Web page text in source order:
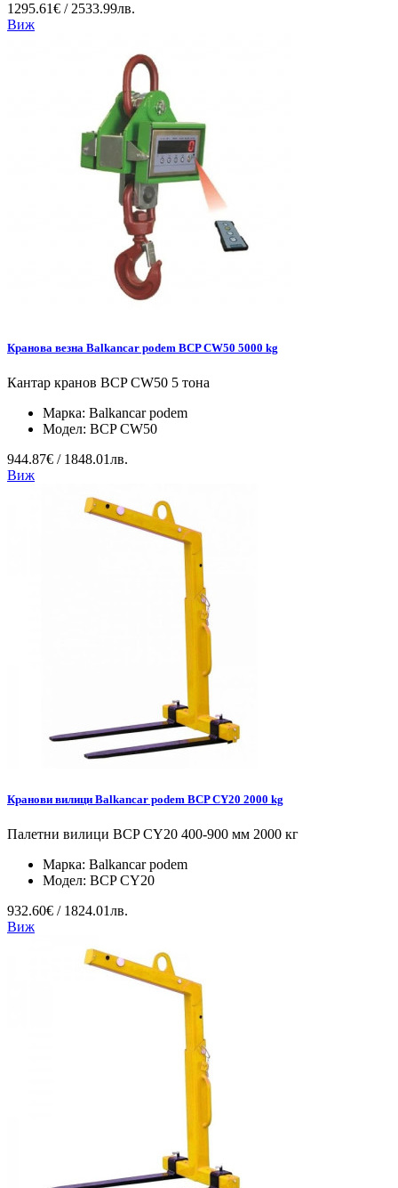
1295.61€ / 2533.99лв.
Виж
Кранова везна Balkancar podem BCP CW50 5000 kg
Кантар кранов BCP CW50 5 тона
Марка: Balkancar podem
Модел: BCP CW50
944.87€ / 1848.01лв.
Виж
Кранови вилици Balkancar podem BCP CY20 2000 kg
Палетни вилици BCP CY20 400-900 мм 2000 кг
Марка: Balkancar podem
Модел: BCP CY20
932.60€ / 1824.01лв.
Виж